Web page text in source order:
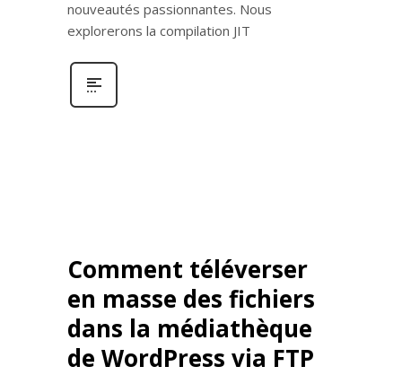
nouveautés passionnantes. Nous
explorerons la compilation JIT
Comment téléverser
en masse des fichiers
dans la médiathèque
de WordPress via FTP